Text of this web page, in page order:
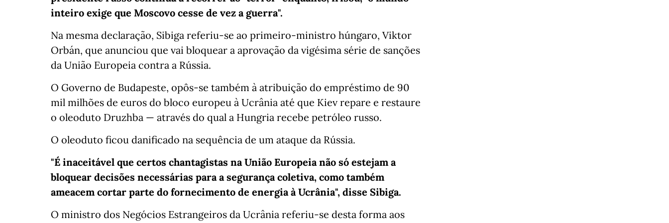
inteiro exige que Moscovo cesse de vez a guerra".
Na mesma declaração, Sibiga referiu-se ao primeiro-ministro húngaro, Viktor
Orbán, que anunciou que vai bloquear a aprovação da vigésima série de sanções
da União Europeia contra a Rússia.
O Governo de Budapeste, opôs-se também à atribuição do empréstimo de 90
mil milhões de euros do bloco europeu à Ucrânia até que Kiev repare e restaure
o oleoduto Druzhba — através do qual a Hungria recebe petróleo russo.
O oleoduto ficou danificado na sequência de um ataque da Rússia.
"É inaceitável que certos chantagistas na União Europeia não só estejam a
bloquear decisões necessárias para a segurança coletiva, como também
ameacem cortar parte do fornecimento de energia à Ucrânia", disse Sibiga.
O ministro dos Negócios Estrangeiros da Ucrânia referiu-se desta forma aos